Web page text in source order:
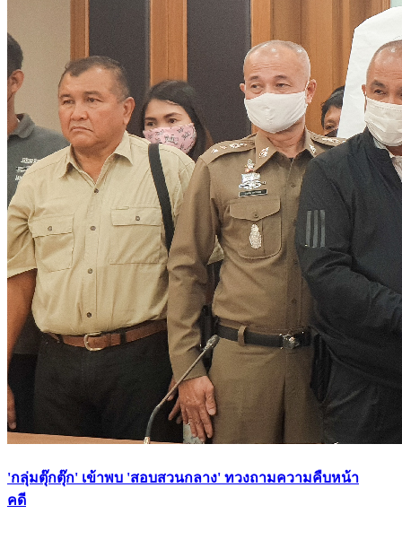
'กลุ่มตุ๊กตุ๊ก' เข้าพบ 'สอบสวนกลาง' ทวงถามความคืบหน้า
คดี